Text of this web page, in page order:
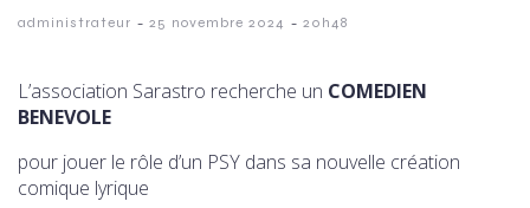
administrateur - 25 novembre 2024 - 20h48
L’association Sarastro recherche un COMEDIEN
BENEVOLE
pour jouer le rôle d’un PSY dans sa nouvelle création
comique lyrique